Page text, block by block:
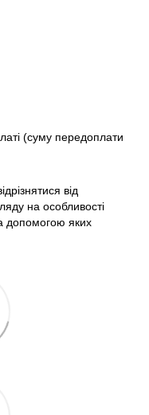
(суму передоплати
від
на особливості
допомогою яких